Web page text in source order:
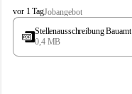
S
t
s
vor 1 TagJobangebot
Stellenausschreibung Bauamt
0,4 MB